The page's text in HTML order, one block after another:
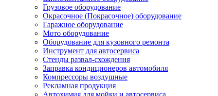
Грузовое оборудование
Окрасочное (Покрасочное) оборудование
Гаражное оборудование
Мото оборудование
Оборудование для кузовного ремонта
Инструмент для автосервиса
Стенды развал-схождения
Заправка кондиционеров автомобиля
Компрессоры воздушные
Рекламная продукция
Автохимия для мойки и автосервиса